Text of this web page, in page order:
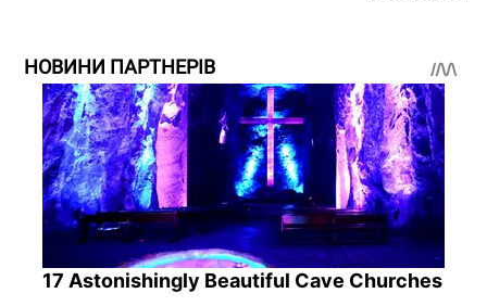
НОВИНИ ПАРТНЕРІВ
17 Astonishingly Beautiful Cave Churches